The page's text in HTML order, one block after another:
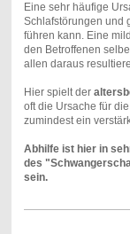
Eine sehr häufige
Schlafstörungen und
führen kann. Eine
den Betroffenen
allen daraus
Hier spielt der
oft die Ursache für
zumindest ein
Abhilfe ist hier in
des
sein.